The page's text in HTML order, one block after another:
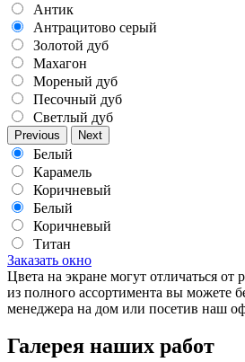
Антик
Антрацитово серый
Золотой дуб
Махагон
Мореный дуб
Песочный дуб
Светлый дуб
Previous Next
Белый
Карамель
Коричневый
Белый
Коричневый
Титан
Заказать окно
Цвета на экране могут отличаться от
из полного ассортимента вы можете
менеджера на дом или посетив наш
Галерея наших работ